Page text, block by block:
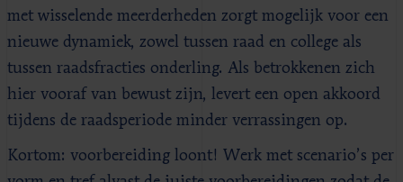
met wisselende meerderheden zorgt mogelijk voor een
nieuwe dynamiek, zowel tussen raad en college als
tussen raadsfracties onderling. Als betrokkenen zich
hier vooraf van bewust zijn, levert een open akkoord
tijdens de raadsperiode minder verrassingen op.
Kortom: voorbereiding loont! Werk met scenario’s per